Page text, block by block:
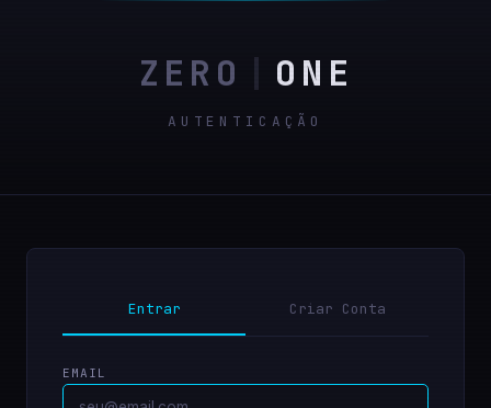
ZERO | ONE
AUTENTICAÇÃO
Entrar Criar Conta
EMAIL